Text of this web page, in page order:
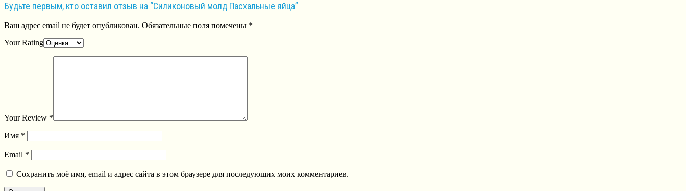
Будьте первым, кто оставил отзыв на “Силиконовый молд Пасхальные яйца”
Ваш адрес email не будет опубликован. Обязательные поля помечены *
Your Rating
Your Review *
Имя *
Email *
Сохранить моё имя, email и адрес сайта в этом браузере для последующих моих комментариев.